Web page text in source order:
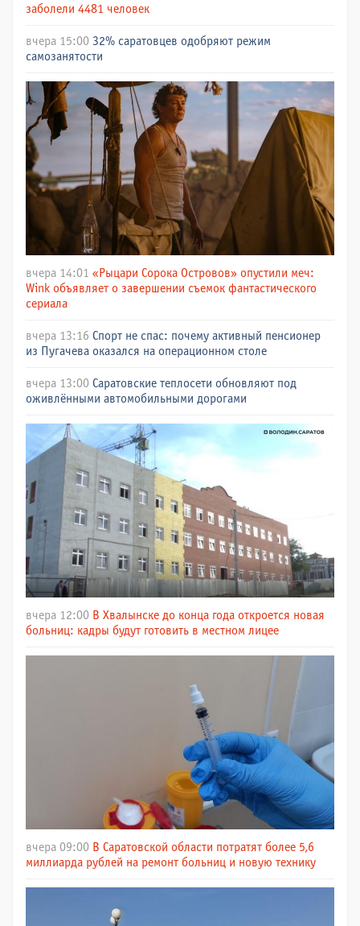
заболели 4481 человек
вчера 15:00 32% саратовцев одобряют режим
самозанятости
вчера 14:01 «Рыцари Сорока Островов» опустили меч:
Wink объявляет о завершении съемок фантастического
сериала
вчера 13:16 Спорт не спас: почему активный пенсионер
из Пугачева оказался на операционном столе
вчера 13:00 Саратовские теплосети обновляют под
оживлёнными автомобильными дорогами
вчера 12:00 В Хвалынске до конца года откроется новая
больниц: кадры будут готовить в местном лицее
вчера 09:00 В Саратовской области потратят более 5,6
миллиарда рублей на ремонт больниц и новую технику